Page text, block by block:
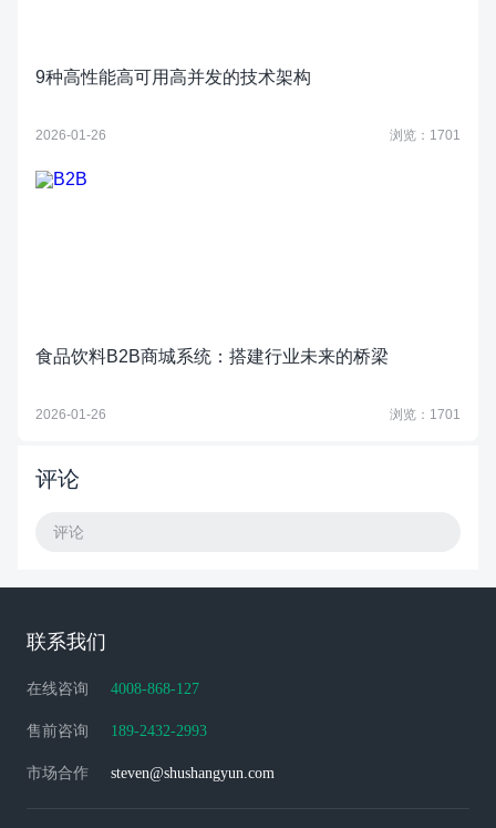
9种高性能高可用高并发的技术架构
2026-01-26 浏览：1701
食品饮料B2B商城系统：搭建行业未来的桥梁
2026-01-26 浏览：1701
评论
评论
联系我们
在线咨询 4008-868-127
售前咨询 189-2432-2993
市场合作 steven@shushangyun.com